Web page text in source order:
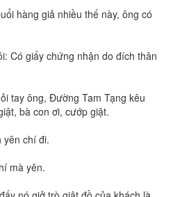
hàng giả nhiều thế này, ông có
Có giấy chứng nhận do đích thân
tay ông, Đường Tam Tạng kêu
bà con ơi, cướp giật.
yên chí đi.
mà yên.